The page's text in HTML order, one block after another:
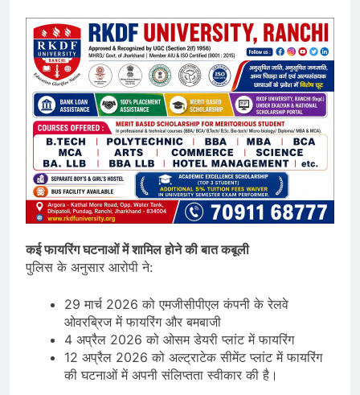
कई फायरिंग घटनाओं में शामिल होने की बात कबूली
पुलिस के अनुसार आरोपी ने:
29 मार्च 2026 को एमजीसीपीएल कंपनी के रेलवे
ओवरब्रिज में फायरिंग और बमबाजी
4 अप्रैल 2026 को ओसम डेयरी प्लांट में फायरिंग
12 अप्रैल 2026 को अल्ट्राटेक सीमेंट प्लांट में फायरिंग
की घटनाओं में अपनी संलिप्तता स्वीकार की है।